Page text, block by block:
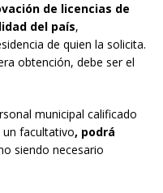
de licencias de
del país,
de quien la solicita.
obtención, debe ser el
municipal calificado
facultativo, podrá
siendo necesario